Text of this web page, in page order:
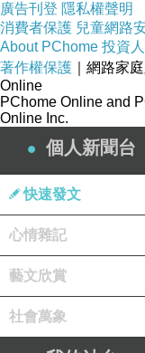
廣告刊登 隱私權聲明
消費者保護 兒童網路
About PChome 投資
著作權保護 ｜網路家
Online
PChome Online and
Online Inc.
個人新聞台
快速發文
心情雜記
藝文欣賞
社會萬象